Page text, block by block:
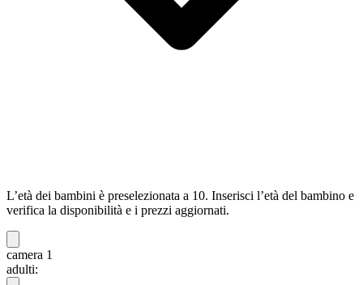
L’età dei bambini è preselezionata a 10. Inserisci l’età del bambino e
verifica la disponibilità e i prezzi aggiornati.
camera 1
adulti: